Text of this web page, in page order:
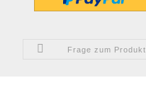
Frage zum Produkt